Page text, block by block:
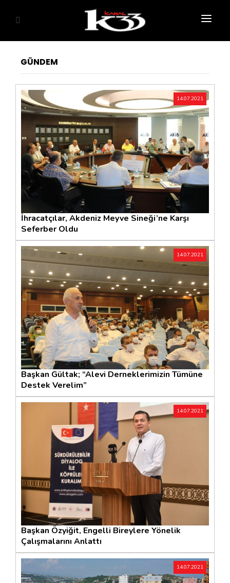
SİYASET
EKONOMİ
GÜNDEM
SAĞLIK
EĞİTİM
KÜLTÜR SANAT
SPOR
GÜNDEM
14.07.2021
İhracatçılar, Akdeniz Meyve Sineği’ne Karşı
Seferber Oldu
14.07.2021
Başkan Gültak; “Alevi Derneklerimizin Tümüne
Destek Verelim”
14.07.2021
Başkan Özyiğit, Engelli Bireylere Yönelik
Çalışmalarını Anlattı
14.07.2021